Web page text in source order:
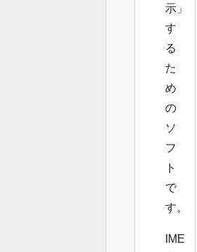
示」
す
る
た
め
の
ソ
フ
ト
で
す。
IME